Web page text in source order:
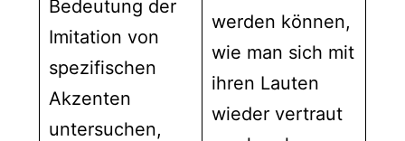
Bedeutung der
Imitation von
spezifischen
Akzenten
untersuchen,
werden können,
wie man sich mit
ihren Lauten
wieder vertraut